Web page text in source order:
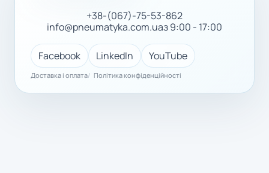
+38-(067)-75-53-862
info@pneumatyka.com.uaз 9:00 - 17:00
Facebook LinkedIn YouTube
Доставка і оплата Політика конфіденційності